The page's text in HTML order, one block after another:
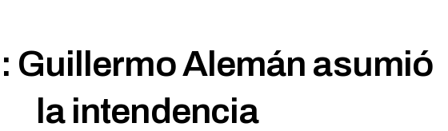
Guillermo Alemán asumió
la intendencia